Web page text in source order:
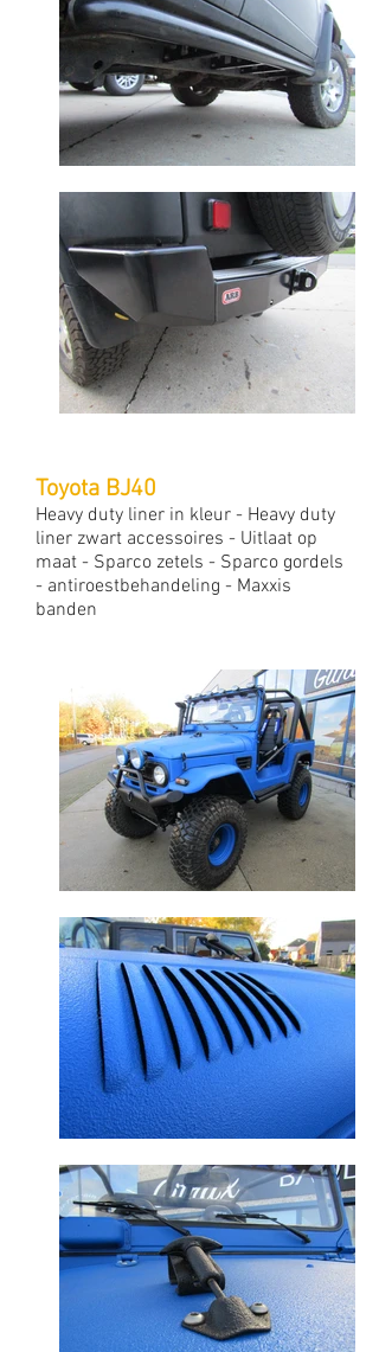
Toyota BJ40
Heavy duty liner in kleur - Heavy duty
liner zwart accessoires - Uitlaat op
maat - Sparco zetels - Sparco gordels
- antiroestbehandeling - Maxxis
banden